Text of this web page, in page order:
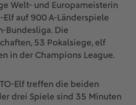
Welt- und Europameisterin
Elf auf 900 A-Länderspiele
Bundesliga. Die
53 Pokalsiege, elf
in der Champions League.
Elf treffen die beiden
drei Spiele sind 35 Minuten